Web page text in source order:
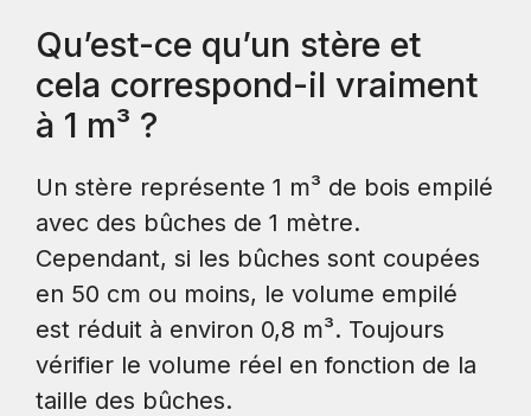
Qu’est-ce qu’un stère et
cela correspond-il vraiment
à 1 m³ ?
Un stère représente 1 m³ de bois empilé
avec des bûches de 1 mètre.
Cependant, si les bûches sont coupées
en 50 cm ou moins, le volume empilé
est réduit à environ 0,8 m³. Toujours
vérifier le volume réel en fonction de la
taille des bûches.